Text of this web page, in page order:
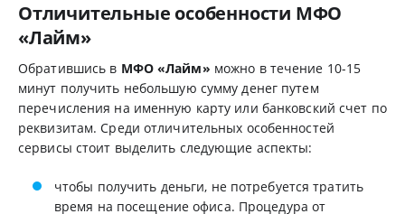
Отличительные особенности МФО
«Лайм»
Обратившись в МФО «Лайм» можно в течение 10-15
минут получить небольшую сумму денег путем
перечисления на именную карту или банковский счет по
реквизитам. Среди отличительных особенностей
сервисы стоит выделить следующие аспекты:
чтобы получить деньги, не потребуется тратить
время на посещение офиса. Процедура от